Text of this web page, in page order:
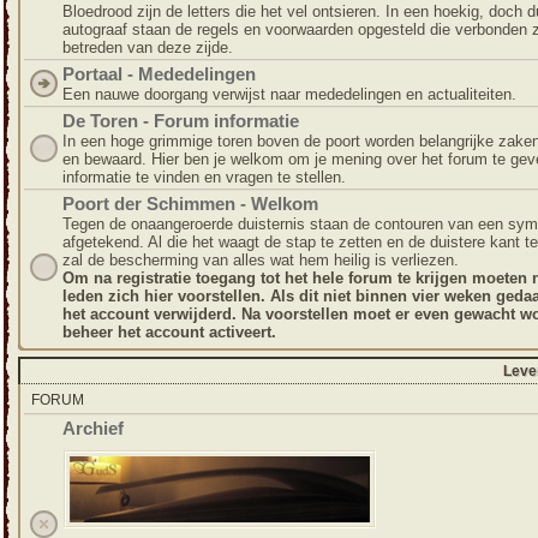
Bloedrood zijn de letters die het vel ontsieren. In een hoekig, doch
autograaf staan de regels en voorwaarden opgesteld die verbonden
betreden van deze zijde.
Portaal - Mededelingen
Een nauwe doorgang verwijst naar mededelingen en actualiteiten.
De Toren - Forum informatie
In een hoge grimmige toren boven de poort worden belangrijke
en bewaard. Hier ben je welkom om je mening over het forum te
informatie te vinden en vragen te stellen.
Poort der Schimmen - Welkom
Tegen de onaangeroerde duisternis staan de contouren van een
afgetekend. Al die het waagt de stap te zetten en de duistere kant
zal de bescherming van alles wat hem heilig is verliezen.
Om na registratie toegang tot het hele forum te krijgen moeten
leden zich hier voorstellen. Als dit niet binnen vier weken
het account verwijderd. Na voorstellen moet er even gewacht
beheer het account activeert.
FORUM
Archief